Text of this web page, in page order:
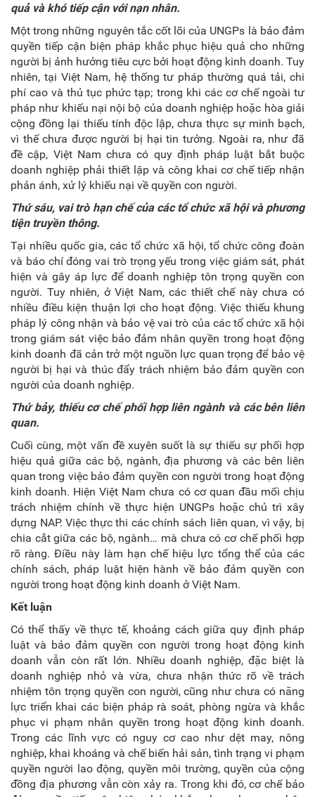
quả và khó tiếp cận với nạn nhân.
Một trong những nguyên tắc cốt lõi của UNGPs là bảo đảm
quyền tiếp cận biện pháp khắc phục hiệu quả cho những
người bị ảnh hưởng tiêu cực bởi hoạt động kinh doanh. Tuy
nhiên, tại Việt Nam, hệ thống tư pháp thường quá tải, chi
phí cao và thủ tục phức tạp; trong khi các cơ chế ngoài tư
pháp như khiếu nại nội bộ của doanh nghiệp hoặc hòa giải
cộng đồng lại thiếu tính độc lập, chưa thực sự minh bạch,
vì thế chưa được người bị hại tin tưởng. Ngoài ra, như đã
đề cập, Việt Nam chưa có quy định pháp luật bắt buộc
doanh nghiệp phải thiết lập và công khai cơ chế tiếp nhận
phản ánh, xử lý khiếu nại về quyền con người.
Thứ sáu, vai trò hạn chế của các tổ chức xã hội và phương
tiện truyền thông.
Tại nhiều quốc gia, các tổ chức xã hội, tổ chức công đoàn
và báo chí đóng vai trò trọng yếu trong việc giám sát, phát
hiện và gây áp lực để doanh nghiệp tôn trọng quyền con
người. Tuy nhiên, ở Việt Nam, các thiết chế này chưa có
nhiều điều kiện thuận lợi cho hoạt động. Việc thiếu khung
pháp lý công nhận và bảo vệ vai trò của các tổ chức xã hội
trong giám sát việc bảo đảm nhân quyền trong hoạt động
kinh doanh đã cản trở một nguồn lực quan trọng để bảo vệ
người bị hại và thúc đẩy trách nhiệm bảo đảm quyền con
người của doanh nghiệp.
Thứ bảy,thiếu cơ chế phối hợp liên ngành vàcác bênliên
quan.
Cuối cùng, một vấn đề xuyên suốt là sự thiếu sự phối hợp
hiệu quả giữa các bộ, ngành, địa phương và các bên liên
quan trong việc bảo đảm quyền con ngườitrong hoạt động
kinh doanh. Hiện Việt Nam chưa có cơ quan đầu mối chịu
trách nhiệm chính về thực hiện UNGPshoặc chủ trì xây
dựng NAP. Việc thực thi các chính sách liên quan, vì vậy, bị
chia cắt giữa các bộ, ngành… mà chưa có cơ chế phối hợp
rõ ràng. Điều này làm hạn chế hiệu lực tổng thể của các
chính sách, pháp luật hiện hành về bảo đảm quyền con
người trong hoạt động kinh doanh ở Việt Nam.
Kết luận
Có thể thấy về thực tế, khoảng cách giữa quy định pháp
luật và bảo đảm quyền con người trong hoạt động kinh
doanh vẫn còn rất lớn. Nhiều doanh nghiệp, đặc biệt là
doanh nghiệp nhỏ và vừa, chưa nhận thức rõ về trách
nhiệm tôn trọng quyền con người, cũng như chưa có năng
lực triển khai các biện pháp rà soát, phòng ngừa và khắc
phục vi phạm nhân quyền trong hoạt động kinh doanh.
Trong các lĩnh vực có nguy cơ cao như dệt may, nông
nghiệp, khai khoáng và chế biến hải sản, tình trạng vi phạm
quyền người lao động, quyền môi trường, quyền của cộng
đồng địa phương vẫn còn xảy ra. Trong khi đó, cơ chế bảo